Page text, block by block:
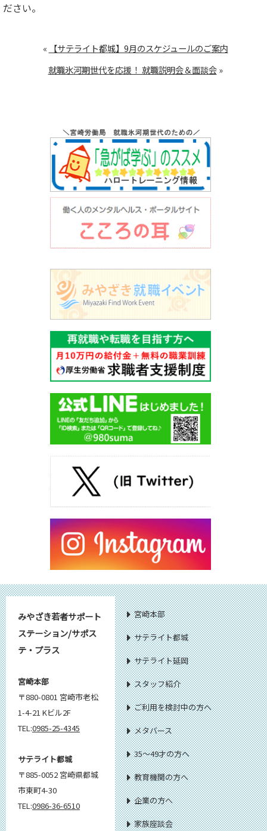
ださい。
«
【サテライト都城】9月のスケジュールのご案内
就職氷河期世代を応援！ 就職説明会＆面談会»
みやざき若者サポート
ステーション/サポス
テ・プラス
宮崎本部
〒880-0801 宮崎市老松
1-4-21 Kビル2F
TEL:0985-25-4345
サテライト都城
〒885-0052 宮崎県都城
市東町4-30
TEL:0986-36-6510
宮崎本部
サテライト都城
サテライト延岡
スタッフ紹介
ご利用を検討中の方へ
メタバース
35～49才の方へ
教育機関の方へ
企業の方へ
家族座談会